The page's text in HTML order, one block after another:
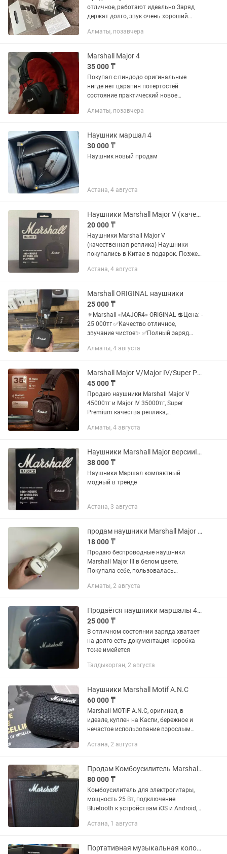
отличное, работают идеально Заряд
держат долго, звук очень хороший
Алматы, позавчера
Marshall Major 4
35 000 ₸
Покупал с пиндодо оригинальные
нигде нет царапин потертостей
состояние практический новое
поддельность держат до 80и часов
(наушники были...
Алматы, позавчера
Наушник маршал 4
30 000 ₸
Наушник новый продам
Астана, 4 августа
Наушники Marshall Major V (качественная реплика)
20 000 ₸
Наушники Marshall Major V
(качественная реплика) Наушники
покупались в Китае в подарок. Позже
качественная реплика, внешне и по
оригинала....
Астана, 4 августа
Marshall ORIGINAL наушники
25 000 ₸
⚜️Marshall «MAJOR4» ORIGINAL 💲Цена: -
25 000тг ✅Качество отличное,
звучание чистое✨ ✅Полный заряд
комплекте качественный кабель AUX
Алматы, 4 августа
Marshall Major V/Major IV/Super Premium/стильные/мощные/доставка
45 000 ₸
Продаю наушники Marshall Major V
45000тг и Major IV 35000тг, Super
Premium качества реплика,
производства Сингапур,в коричневом
Алматы, 4 августа
Наушники Marshall Major версииIV, V
38 000 ₸
Наушники Маршал компактный
модный в тренде
Астана, 3 августа
продам наушники Marshall Major III (маршалл 3) белые оригинал
18 000 ₸
Продаю беспроводные наушники
Marshall Major III в белом цвете.
Покупала себе, пользовалась
потертости на белой коже (см. фото).
Алматы, 2 августа
Продаётся наушники маршалы 4-того поколение
25 000 ₸
В отличном состоянии заряда хватает
на долго есть документация коробка
тоже имейется
Талдыкорган, 2 августа
Наушники Marshall Motif A.N.C
60 000 ₸
Marshall MOTIF A.N.C, оригинал, в
идеале, куплен на Каспи, бережное и
нечастое использование взрослым
Астана, 2 августа
Продам Комбоусилитель Marshall CODE25
80 000 ₸
Комбоусилитель для электрогитары,
мощность 25 Вт, подключение
Bluetooth к устройствам iOS и Android,
регуляторы: Bass, Middle, Treble, Gain,
Астана, 1 августа
Портативная музыкальная колонка Marshal emberton lll, новая, оригинал